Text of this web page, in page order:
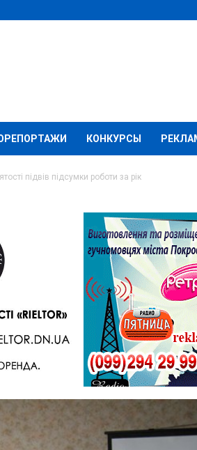
КОНКУРСЫ
підвів підсумки роботи за рік
центру
роботи